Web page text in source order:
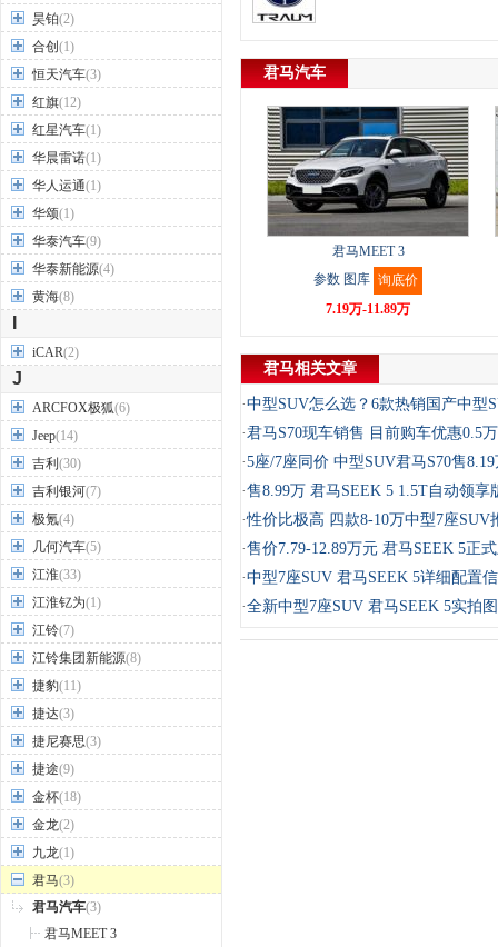
昊铂(2)
合创 (1)
恒天汽车(3)
红旗(12)
红星汽车(1)
华晨雷诺(1)
华人运通(1)
华颂(1)
华泰汽车(9)
华泰新能源(4)
黄海(8)
iCAR(2)
J
ARCFOX极狐(6)
Jeep(14)
吉利 (30)
吉利银河(7)
极氪(4)
几何汽车(5)
江淮(33)
江淮钇为(1)
江铃(7)
江铃集团新能源(8)
捷豹(11)
捷达(3)
捷尼赛思(3)
捷途(9)
金杯(18)
金龙(2)
九龙(1)
君马(3)
君马汽车(3)
君马MEET 3
君马汽车
君马MEET 3
参数 图库 询底价
7.19万-11.89万
君马相关文章
·中型SUV怎么选？6款热销国产中型
·君马S70现车销售 目前购车优惠0.5
·5座/7座同价 中型SUV君马S70售
·售8.99万 君马SEEK 5 1.5T自动领享
·性价比极高 四款8-10万中型7座SUV
·售价7.79-12.89万元 君马SEEK 5正
·中型7座SUV 君马SEEK 5详细配置
·全新中型7座SUV 君马SEEK 5实拍